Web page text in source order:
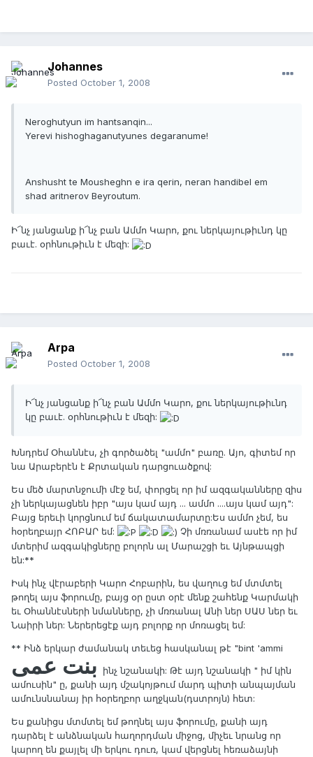
Johannes
Posted October 1, 2008
Neroghutyun im hantsanqin...
Yerevi hishoghaganutyunes degaranume!
Anshusht te Mousheghn e ira qerin, neran handibel em
shad aritnerov Beyroutum.
Ի՜նչ յանցանք ի՜նչ բան Ամմո Կարո, քու ներկայութիւնդ կը
բաւէ. օրհնութիւն է մեզի:
Arpa
Posted October 1, 2008
Ի՜նչ յանցանք ի՜նչ բան Ամմո Կարո, քու ներկայութիւնդ
կը բաւէ. օրհնութիւն է մեզի:
Խնդրեմ Օհաննէս, չի գործածել "ամմո" բառը. Այո, գիտեմ որ
նա Արաբերէն է Քրտական դարցուածքով:
Ես մեծ մարտնջումի մէջ եմ, փորցել որ իմ ազգականները զիս
չի ներկայացնեն իբր "այս կամ այդ ... ամմո ....այս կամ այդ":
Բայց երեւի կորցնում եմ ճակատամարտը:Ես ամմո չեմ, ես
հօրեղբայր ՀՈԲԱՐ եմ:
Չի մռռանամ ասէե որ իմ
մտերիմ ազգակիցները բոլորն ալ Մարաշցի եւ Այնթապցի
են:**
Իսկ ինչ վէրաբերի Կարո Հոբարին, ես վաղուց եմ մտմտել
թողել այս ֆորումը, բայց օր ըստ օրէ մենք շահենք Կարմակի
եւ Օհաննէսների նմանները, չի մռռանալ Անի ներ ՍԱՍ ներ եւ
Նաիրի ներ: Ներերեցէք այդ բոլորք որ մոռացել եմ:
** Ինձ երկար ժամանակ տեւեց հասկանալ թէ "bint 'ammi
ինչ նշանակի: Թէ այդ նշանակի " իմ կին
ամուսին" ը, քանի այդ մշակոյթում մարդ պիտի անպայման
ամունսնանայ իր հօրեղբոր աղջկան(դստրոյն) հետ:
Ես քանիցս մտմտել եմ թողնել այս ֆորումը, քանի այդ
դարձել է անձնական հաղորդման միջոց, միչեւ նրանց որ
կարող են քայլել մի երկու դուռ, կամ վերցնել հեռաձայնի